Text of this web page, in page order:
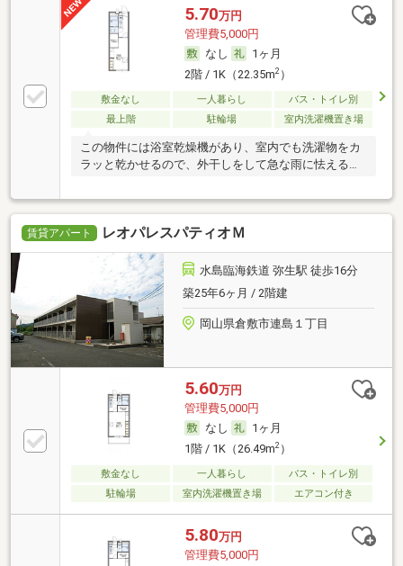
5.70万円
管理費5,000円
なし
1ヶ月
2階 / 1K（22.35m2）
敷金なし 一人暮らし
バス・トイレ別
最上階
駐輪場 室内洗濯機置き場
この物件には浴室乾燥機があり、室内でも洗濯物をカ
ラッと乾かせるので、外干しをして急な雨に怯えるこ
賃貸アパート レオパレスパティオＭ
水島臨海鉄道 弥生駅 徒歩16分
築25年6ヶ月 / 2階建
岡山県倉敷市連島１丁目
5.60万円
管理費5,000円
なし
1ヶ月
1階 / 1K（26.49m2）
敷金なし 一人暮らし
バス・トイレ別
駐輪場
室内洗濯機置き場 エアコン付き
5.80万円
管理費5,000円